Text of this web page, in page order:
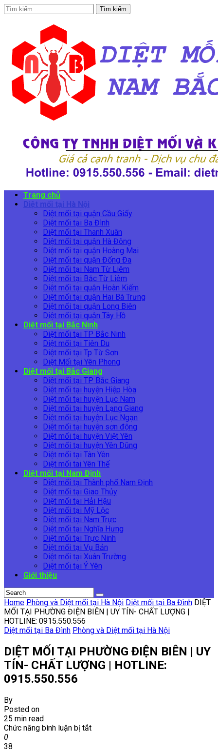
Tìm
kiếm
Trang chủ
Diệt mối tại Hà Nội
Diệt mối tại quận Cầu Giấy
Diệt mối tại Ba Đình
Diệt mối tại Thanh Xuân
Diệt mối tại quận Hà Đông
Diệt mối tại quận Hoàng Mai
Diệt mối tại quận Đống Đa
Diệt mối tại Nam Từ Liêm
Diệt mối tại Bắc Từ Liêm
Diệt mối tại quận Hoàn Kiếm
Diệt mối tại quận Hai Bà Trưng
Diệt mối tại quận Long Biên
Diệt mối tại quận Tây Hồ
Diệt mối tại Bắc Ninh
Diệt mối tại TP Bắc Ninh
Diệt mối tại Tiên Du
Diệt mối tại Tp Từ Sơn
Diệt Mối tại Yên Phong
Diệt mối tại Bắc Giang
Diệt mối tại TP Bắc Giang
Diệt mối tại huyện Hiệp Hòa
Diệt mối tại huyện Lục Nam
Diệt mối tại huyện Lạng Giang
Diệt mối tại huyện Lục Ngạn
Diệt mối tại huyện sơn động
Diệt mối tại huyện Việt Yên
Diệt mối tại huyện Yên Dũng
Diệt mối tại Tân Yên
Diệt mối tai Yên Thế
Diệt mối tại Nam Định
Diệt mối tại Thành phố Nam Định
Diệt mối tại Giao Thủy
Diệt mối tại Hải Hậu
Diệt mối tại Mỹ Lộc
Diệt mối tại Nam Trực
Diệt mối tại Nghĩa Hưng
Diệt mối tại Trực Ninh
Diệt mối tại Vụ Bản
Diệt mối tại Xuân Trường
Diệt mối tại Ý Yên
Giới thiệu
Home Phòng và Diệt mối tại Hà Nội Diệt mối tại Ba Đình DIỆT
MỐI TẠI PHƯỜNG ĐIỆN BIÊN | UY TÍN- CHẤT LƯỢNG |
HOTLINE: 0915.550.556
Diệt mối tại Ba Đình Phòng và Diệt mối tại Hà Nội
DIỆT MỐI TẠI PHƯỜNG ĐIỆN BIÊN | UY
TÍN- CHẤT LƯỢNG | HOTLINE:
0915.550.556
By
Posted on
25 min read
Chức năng bình luận bị tắtở
0
38